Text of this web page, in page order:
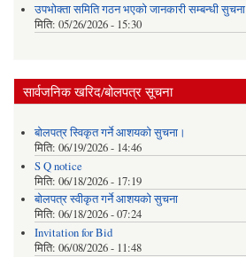
उपभोक्ता समिति गठन भएको जानकारी सम्बन्धी सुचना
मिति: 05/26/2026 - 15:30
सार्वजनिक खरिद/बोलपत्र सूचना
बोलपत्र स्विकृत गर्ने आशयको सुचना।
मिति: 06/19/2026 - 14:46
S Q notice
मिति: 06/18/2026 - 17:19
बोलपत्र स्वीकृत गर्ने आशयको सुचना
मिति: 06/18/2026 - 07:24
Invitation for Bid
मिति: 06/08/2026 - 11:48